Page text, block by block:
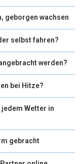
geborgen wachsen
selbst fahren?
werden?
bei Hitze?
Wetter in
gebracht